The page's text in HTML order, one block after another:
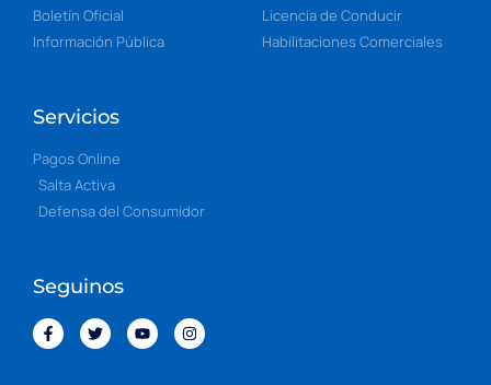
Boletín Oficial
Información Pública
Licencia de Conducir
Habilitaciones Comerciales
Servicios
Pagos Online
Salta Activa
Defensa del Consumidor
Seguinos